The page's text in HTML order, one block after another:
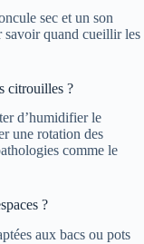
sec et un son
savoir quand cueillir les
citrouilles ?
d’humidifier le
une rotation des
comme le
?
aux bacs ou pots